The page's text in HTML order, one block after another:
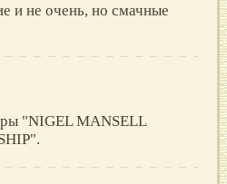
и не очень, но смачные
"NIGEL MANSELL